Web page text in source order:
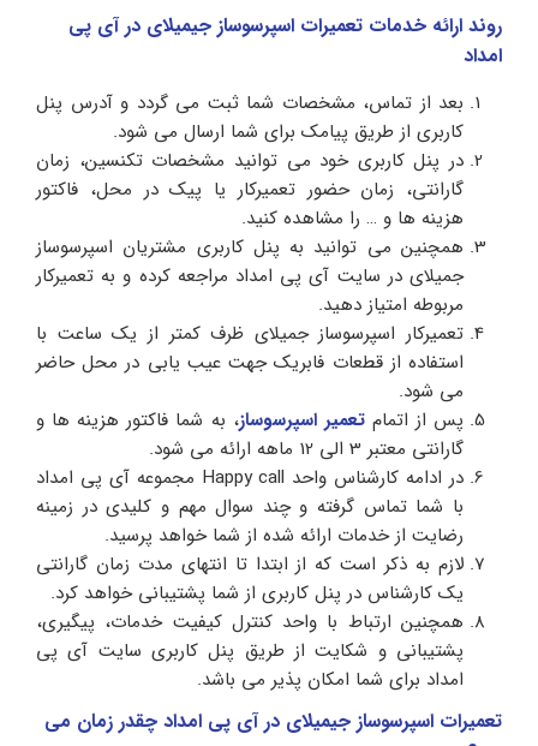
روند ارائه خدمات تعمیرات اسپرسوساز جیمیلای در آی پی
امداد
بعد از تماس، مشخصات شما ثبت می گردد و آدرس پنل
کاربری از طریق پیامک برای شما ارسال می شود.
در پنل کاربری خود می توانید مشخصات تکنسین، زمان
گارانتی، زمان حضور تعمیرکار یا پیک در محل، فاکتور
هزینه ها و … را مشاهده کنید.
همچنین می توانید به پنل کاربری مشتریان اسپرسوساز
جمیلای در سایت آی پی امداد مراجعه کرده و به تعمیرکار
مربوطه امتیاز دهید.
تعمیرکار اسپرسوساز جمیلای ظرف کمتر از یک ساعت با
استفاده از قطعات فابریک جهت عیب یابی در محل حاضر
می شود.
پس از اتمامتعمیر اسپرسوساز، به شما فاکتور هزینه ها و
گارانتی معتبر 3 الی 12 ماهه ارائه می شود.
در ادامه کارشناس واحد Happy call مجموعه آی پی امداد
با شما تماس گرفته و چند سوال مهم و کلیدی در زمینه
رضایت از خدمات ارائه شده از شما خواهد پرسید.
لازم به ذکر است که از ابتدا تا انتهای مدت زمان گارانتی
یک کارشناس در پنل کاربری از شما پشتیبانی خواهد کرد.
همچنین ارتباط با واحد کنترل کیفیت خدمات، پیگیری،
پشتیبانی و شکایت از طریق پنل کاربری سایت آی پی
امداد برای شما امکان پذیر می باشد.
تعمیرات اسپرسوساز جیمیلای در آی‌ پی امداد چقدر زمان می